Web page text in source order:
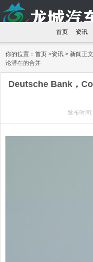
首页 资讯
你的位置：首页 >资讯 > 新闻正
论潜在的合并
Deutsche Bank，
发布时间